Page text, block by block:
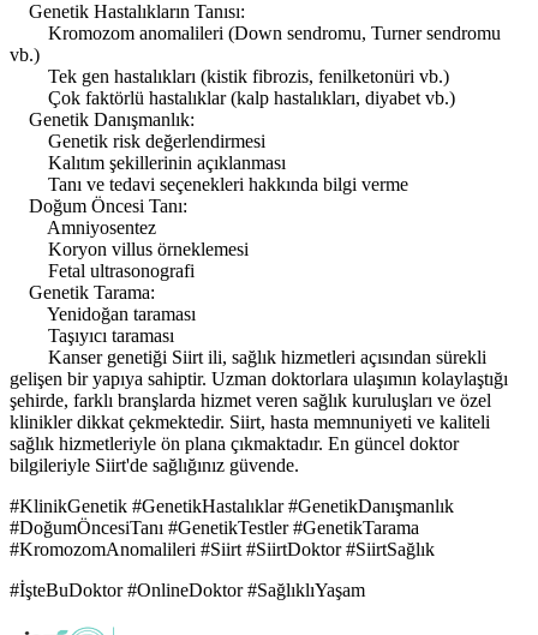
Genetik Hastalıkların Tanısı:
Kromozom anomalileri (Down sendromu, Turner sendromu
vb.)
Tek gen hastalıkları (kistik fibrozis, fenilketonüri vb.)
Çok faktörlü hastalıklar (kalp hastalıkları, diyabet vb.)
Genetik Danışmanlık:
Genetik risk değerlendirmesi
Kalıtım şekillerinin açıklanması
Tanı ve tedavi seçenekleri hakkında bilgi verme
Doğum Öncesi Tanı:
Amniyosentez
Koryon villus örneklemesi
Fetal ultrasonografi
Genetik Tarama:
Yenidoğan taraması
Taşıyıcı taraması
Kanser genetiği Siirt ili, sağlık hizmetleri açısından sürekli
gelişen bir yapıya sahiptir. Uzman doktorlara ulaşımın kolaylaştığı
şehirde, farklı branşlarda hizmet veren sağlık kuruluşları ve özel
klinikler dikkat çekmektedir. Siirt, hasta memnuniyeti ve kaliteli
sağlık hizmetleriyle ön plana çıkmaktadır. En güncel doktor
bilgileriyle Siirt'de sağlığınız güvende.
#KlinikGenetik #GenetikHastalıklar #GenetikDanışmanlık
#DoğumÖncesiTanı #GenetikTestler #GenetikTarama
#KromozomAnomalileri #Siirt #SiirtDoktor #SiirtSağlık
#İşteBuDoktor #OnlineDoktor #SağlıklıYaşam